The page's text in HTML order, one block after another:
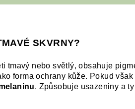
SKVRNY?
tmavý nebo světlý, obsahuje
forma ochrany kůže. Pokud
. Způsobuje usazeniny a